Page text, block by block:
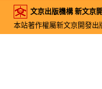
文京出版機構 新文京
本站著作權屬新文京開發